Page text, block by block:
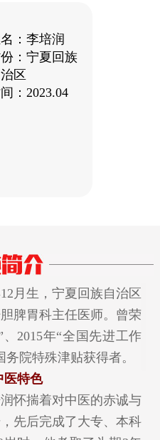
：李培润
：宁夏回族
区
：2023.04
月生，宁夏回族自治区
脾胃科主任医师。曾荣
2015年“全国先进工作
院特殊津贴获得者。
医特色
揣着对中医的赤诚与
先后完成了大专、本科